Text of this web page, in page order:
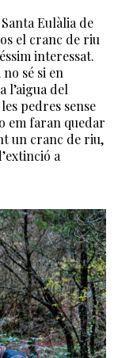
Eulàlia de
el cranc de riu
interessat.
sé si en
l’aigua del
pedres sense
em faran quedar
un cranc de riu,
a